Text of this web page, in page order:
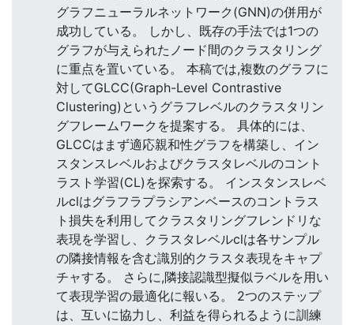
グラフニューラルネットワーク(GNN)の併用が
成功している。 しかし、既存の手法では1つの
グラフが与えられたノード間のクラスタリング
に重点を置いている。 本稿では,複数のグラフに
対してGLCC(Graph-Level Contrastive
Clustering)というグラフレベルのクラスタリン
グフレームワークを提案する。 具体的には、
GLCCはまず適応親和性グラフを構築し、イン
スタンスレベルおよびクラスタレベルのコント
ラスト学習(CL)を探索する。 インスタンスレベ
ルclはグラフラプラシアンベースのコントラス
ト損失を利用してクラスタリングフレンドリな
表現を学習し、クラスタレベルclは各サンプル
の隣接情報を含む識別的クラスタ表現をキャプ
チャする。 さらに,隣接認識型擬似ラベルを用い
て表現学習の最適化に報いる。 2つのステップ
は、互いに協力し、利益を得られるように訓練